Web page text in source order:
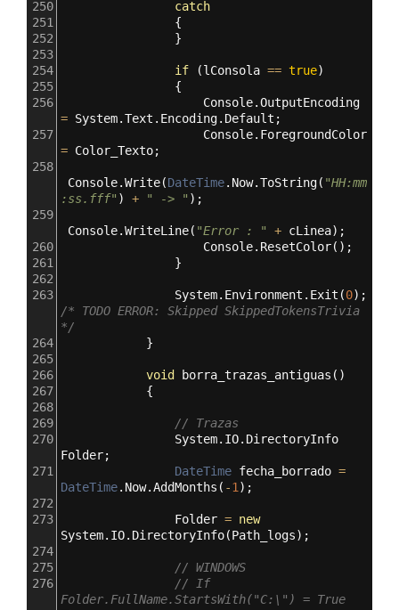
250
catch
251
{
252
}
253
254
if (lConsola == true)
255
{
256
Console.OutputEncoding
= System.Text . Encoding. Default ;
257
Console. ForegroundColor
= Color_Texto;
258
Console.Write(DateTime. Now.ToString( "HH:mm
:ss.fff" ) + " -> " );
259
Console.WriteLine( "Error : " + cLinea);
260
Console. ResetColor();
261
}
262
263
System. Environment . Exit (0
/* TODO ERROR: Skipped SkippedTokensTrivia
*/
264
}
265
266
void borra_trazas_antiguas ()
267
{
268
269
// Trazas
270
System. IO. DirectoryInfo
Folder;
271
DateTime fecha_borrado =
DateTime. Now.AddMonths ( -1);
272
273
Folder = new
System. IO. DirectoryInfo(Path_logs);
274
275
276
// If
Folder.FullName.StartsWith("C:\") = True